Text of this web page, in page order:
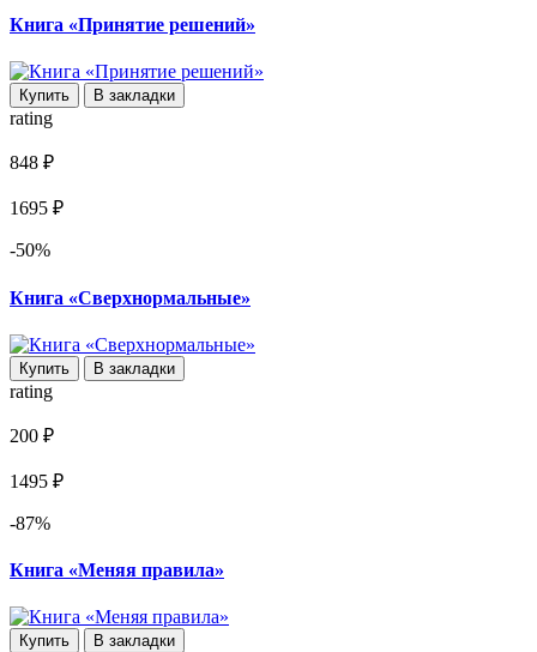
Книга «Принятие решений»
Купить В закладки
rating
848 ₽
1695 ₽
-50%
Книга «Сверхнормальные»
Купить В закладки
rating
200 ₽
1495 ₽
-87%
Книга «Меняя правила»
Купить В закладки